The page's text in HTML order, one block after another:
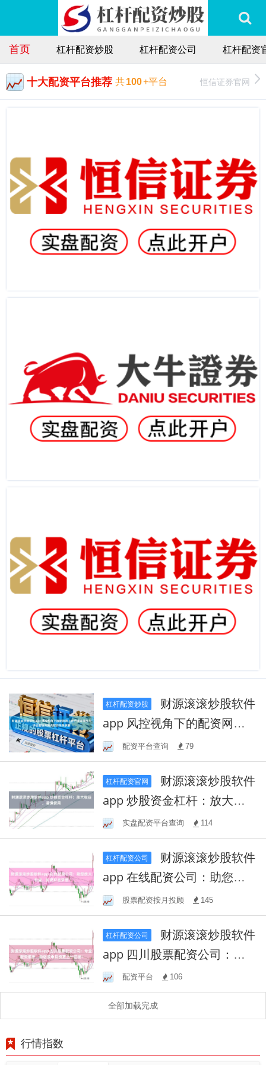
首页 杠杆配资炒股 杠杆配资公司 杠杆配资
十大配资平台推荐 共100+平台 恒信证券官网
杠杆配资炒股
app 风控视角下的配资网上
开户流动性压力评估围绕决
策流程的系统拆解
配资平台查询 79
杠杆配资官网
app 炒股资金杠杆：放大收
益，谨慎使用
实盘配资平台查询 114
杠杆配资公司
app 在线配资公司：助您放
大收益，实现财富梦想
股票配资按月投顾 145
杠杆配资公司
app 四川股票配资公司：专
业配资服务，助您股市投资
更上一层楼！
配资平台 106
全部加载完成
行情指数